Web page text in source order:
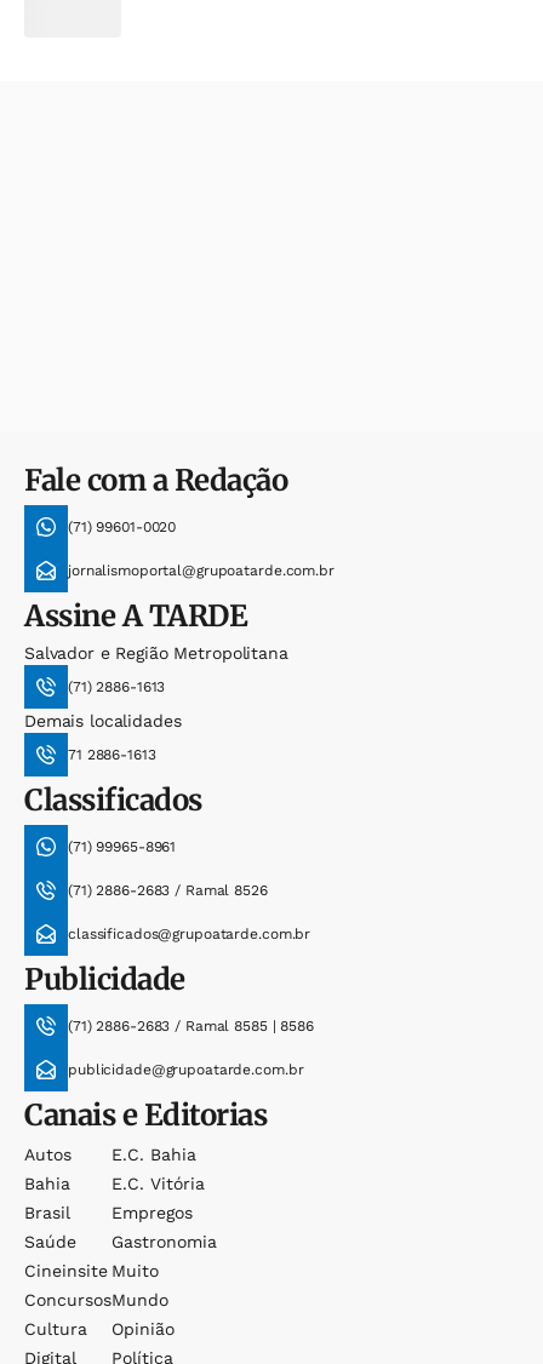
Fale com a Redação
(71) 99601-0020
jornalismoportal@grupoatarde.com.br
AssineA TARDE
Salvador e Região Metropolitana
(71) 2886-1613
Demais localidades
71 2886-1613
Classificados
(71) 99965-8961
(71) 2886-2683 / Ramal 8526
classificados@grupoatarde.com.br
Publicidade
(71) 2886-2683 / Ramal 8585 | 8586
publicidade@grupoatarde.com.br
Canais e Editorias
Autos
Bahia
Brasil
Saúde
Cineinsite
Concursos
Cultura
Digital
E.c. Bahia
E.c. Vitória
Empregos
Gastronomia
Muito
Mundo
Opinião
Política